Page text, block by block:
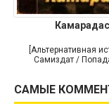
Камарадас
[Альтернативная
Самиздат /
САМЫЕ